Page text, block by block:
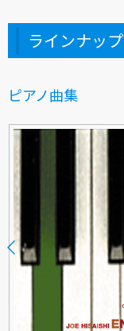
ラインナップ
ピアノ曲集